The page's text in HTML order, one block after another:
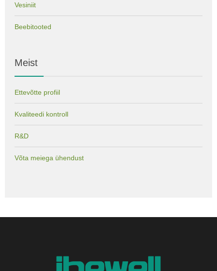
Vesiniit
Beebitooted
Meist
Ettevõtte profiil
Kvaliteedi kontroll
R&D
Võta meiega ühendust